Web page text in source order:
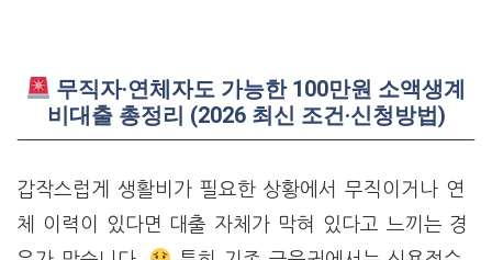
무직자·연체자도 가능한 100만원 소액생계
비대출 총정리 (2026 최신 조건·신청방법)
갑작스럽게 생활비가 필요한 상황에서 무직이거나 연
체 이력이 있다면 대출 자체가 막혀 있다고 느끼는 경